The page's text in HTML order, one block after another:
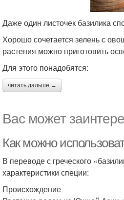
Даже один листочек базилика
Хорошо сочетается зелень с
растения можно приготовить
Для этого понадобятся:
читать дальше →
Вас может
Как можно
В переводе с греческого
характеристики специи:
Происхождение